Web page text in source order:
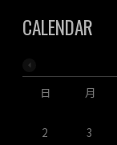
CALENDAR
日 月
2
3